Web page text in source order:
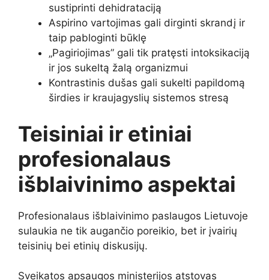
sustiprinti dehidrataciją
Aspirino vartojimas gali dirginti skrandį ir
taip pabloginti būklę
„Pagiriojimas” gali tik pratęsti intoksikaciją
ir jos sukeltą žalą organizmui
Kontrastinis dušas gali sukelti papildomą
širdies ir kraujagyslių sistemos stresą
Teisiniai ir etiniai
profesionalaus
išblaivinimo aspektai
Profesionalaus išblaivinimo paslaugos Lietuvoje
sulaukia ne tik augančio poreikio, bet ir įvairių
teisinių bei etinių diskusijų.
Sveikatos apsaugos ministerijos atstovas